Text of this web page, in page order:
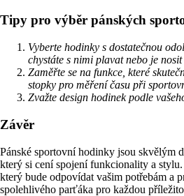
Tipy pro výběr pánských
Vyberte hodinky s dostatečnou
chystáte s nimi plavat nebo je
Zaměřte se na funkce, které
stopky pro měření času při
Zvažte design hodinek podle
Závěr
Pánské sportovní hodinky jsou skvělým
který si cení spojení funkcionality a
který bude odpovídat vašim potřebám a
spolehlivého parťáka pro každou